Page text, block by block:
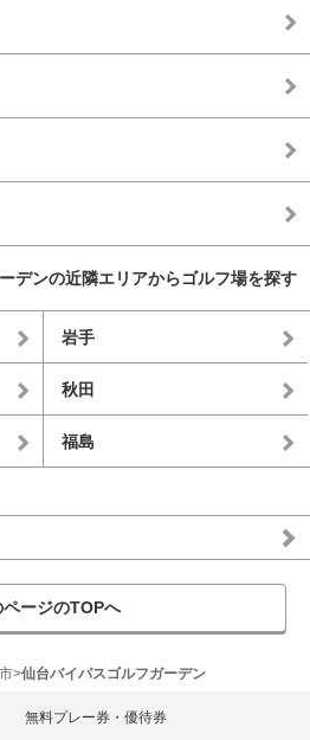
デンの近隣エリアからゴルフ場を探す
岩手
秋田
福島
ページのTOPへ
仙台バイパスゴルフガーデン
無料プレー券・優待券